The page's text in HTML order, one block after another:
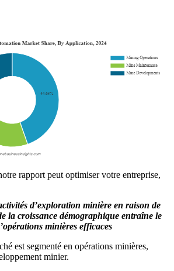
rapport peut optimiser votre entreprise,
d’exploration minière en raison de
la croissance démographique entraîne le
minières efficaces
est segmenté en opérations minières,
minier.